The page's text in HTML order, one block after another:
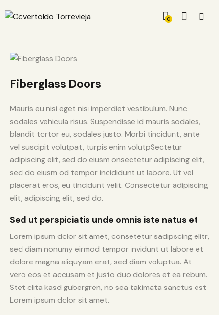
0
Fiberglass Doors
Mauris eu nisi eget nisi imperdiet vestibulum. Nunc
sodales vehicula risus. Suspendisse id mauris sodales,
blandit tortor eu, sodales justo. Morbi tincidunt, ante
vel suscipit volutpat, turpis enim volutpSectetur
adipiscing elit, sed do eiusm onsectetur adipiscing elit,
sed do eiusm od tempor incididunt ut labore. Ut vel
placerat eros, eu tincidunt velit. Consectetur adipiscing
elit, adipiscing elit, sed do.
Sed ut perspiciatis unde omnis iste natus et
Lorem ipsum dolor sit amet, consetetur sadipscing elitr,
sed diam nonumy eirmod tempor invidunt ut labore et
dolore magna aliquyam erat, sed diam voluptua. At
vero eos et accusam et justo duo dolores et ea rebum.
Stet clita kasd gubergren, no sea takimata sanctus est
Lorem ipsum dolor sit amet.